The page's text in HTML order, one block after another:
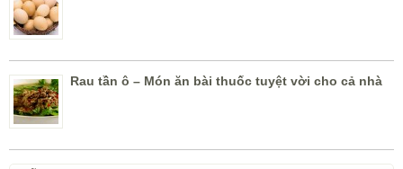
Rau tần ô – Món ăn bài thuốc tuyệt vời cho cả nhà